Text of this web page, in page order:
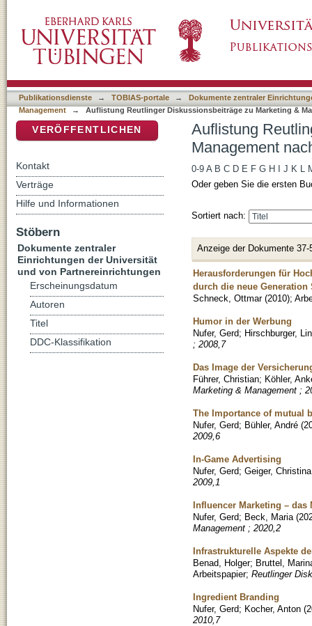
Publikationsdienste → TOBIAS-portale →
Dokumente zentraler
Management
→ Auflistung Reutlinger Diskussionsbeiträge zu Marketing &
Auflistung
Management
0-9 A B C D E F G H J K L
Oder geben Sie die ersten
Sortiert nach:
Anzeige der Dokumente 37-
Herausforderungen für
durch die neue
Schneck, Ottmar (2010);
Humor in der Werbung
Nufer, Gerd; Hirschburger,
; 2008,7
Das Image der
Führer, Christian; Köhler,
Marketing & Management ;
The Importance of mutual
Nufer, Gerd; Bühler, André (
2009,6
In-Game Advertising
Nufer, Gerd; Geiger, Christina
2009,1
Influencer Marketing – das
Nufer, Gerd; Beck, Maria (
Management ; 2020,2
Infrastrukturelle Aspekte
Benad, Holger; Bruttel,
Arbeitspapier; Reutlinger
Ingredient Branding
Nufer, Gerd; Kocher, Anton (
2010,7
VERÖFFENTLICHEN
Kontakt
Verträge
Hilfe und Informationen
Stöbern
Dokumente zentraler
Einrichtungen der Universität
und von Partnereinrichtungen
Erscheinungsdatum
Autoren
Titel
DDC-Klassifikation